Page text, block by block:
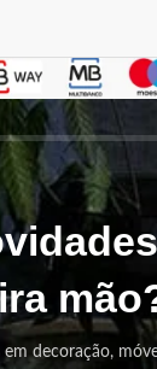
decoração,